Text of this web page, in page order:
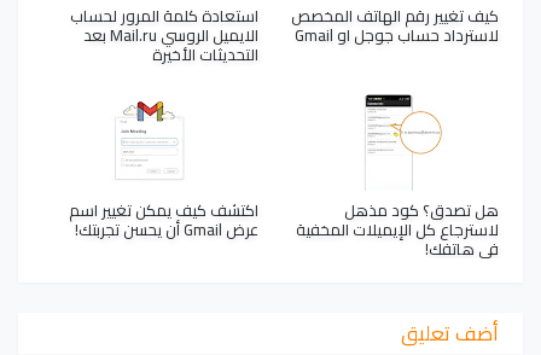
كيف تغيير رقم الهاتف المخصص
لاسترداد حساب جوجل او Gmail
استعادة كلمة المرور لحساب
الايميل الروسي Mail.ru بعد
التحديثات الأخيرة
هل تصدق؟ كود مذهل
لاسترجاع كل الإيميلات المخفية
في هاتفك!
اكتشف كيف يمكن تغيير اسم
عرض Gmail أن يحسن تجربتك!
أضف تعليق